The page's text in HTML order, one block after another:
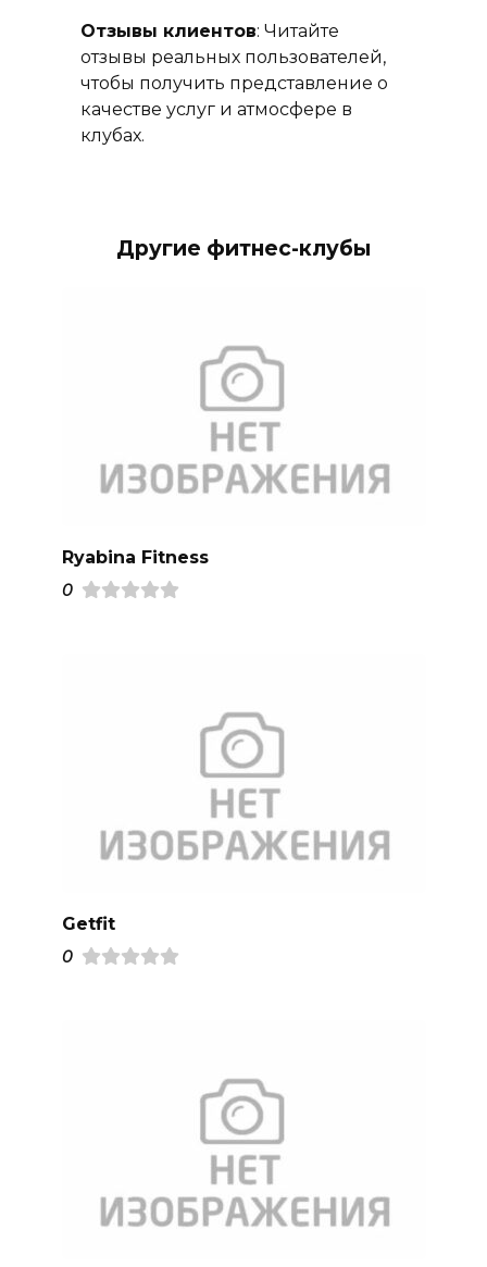
Отзывы клиентов: Читайте
отзывы реальных пользователей,
чтобы получить представление о
качестве услуг и атмосфере в
клубах.
Другие фитнес-клубы
Ryabina Fitness
0
Getfit
0